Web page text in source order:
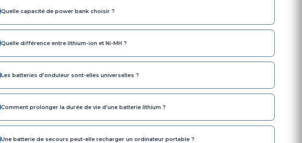
Quelle capacité de power bank choisir ?
Quelle différence entre lithium-ion et Ni-MH ?
Les batteries d'onduleur sont-elles universelles ?
Comment prolonger la durée de vie d'une batterie lithium ?
Une batterie de secours peut-elle recharger un ordinateur portable ?